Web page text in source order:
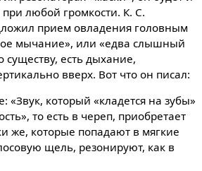
любой громкости. К. С.
прием овладения головным
мычание», или «едва слышный
существу, есть дыхание,
вверх. Вот что он писал:
который «кладется на зубы»
то есть в череп, приобретает
же, которые попадают в мягкие
щель, резонируют, как в